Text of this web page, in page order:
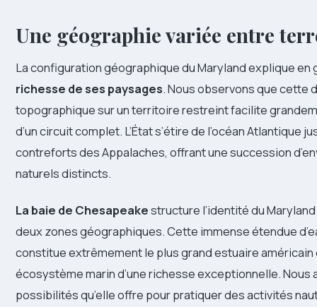
Une géographie variée entre
La configuration géographique du Maryland explique
richesse de ses paysages. Nous observons que cette
topographique sur un territoire restreint facilite
d’un circuit complet. L’État s’étire de l’océan Atlantique
contreforts des Appalaches, offrant une succession
naturels distincts.
La baie de Chesapeakestructure l’identité du
deux zones géographiques. Cette immense étendue
constitue extrêmement le plus grand estuaire américain
écosystème marin d’une richesse exceptionnelle. Nous
possibilités qu’elle offre pour pratiquer des activités